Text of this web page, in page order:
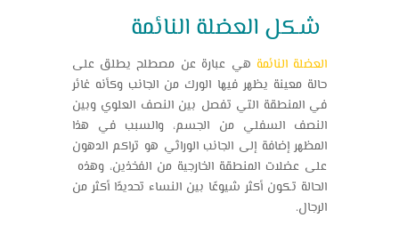
شكل العضلة النائمة
العضلة النائمة هي عبارة عن مصطلح يطلق على
حالة معينة يظهر فيها الورك من الجانب وكأنه غائر
في المنطقة التي تفصل بين النصف العلوي وبين
النصف السفلي من الجسم، والسبب في هذا
المظهر إضافة إلى الجانب الوراثي هو تراكم الدهون
على عضلات المنطقة الخارجية من الفخذين، وهذه
الحالة تكون أكثر شيوعًا بين النساء تحديدًا أكثر من
الرجال.